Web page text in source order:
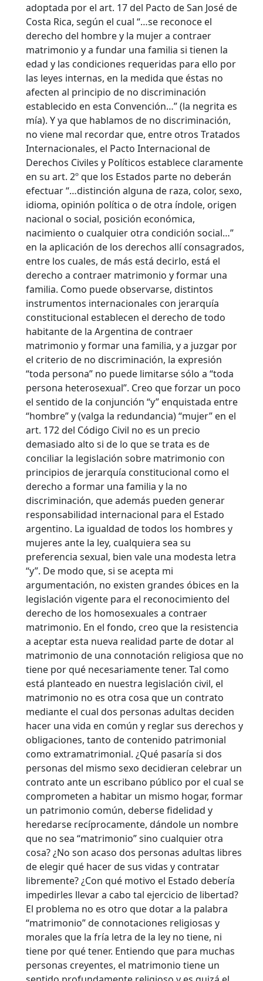
adoptada por el art. 17 del Pacto de San José de
Costa Rica, según el cual “…se reconoce el
derecho del hombre y la mujer a contraer
matrimonio y a fundar una familia si tienen la
edad y las condiciones requeridas para ello por
las leyes internas, en la medida que éstas no
afecten al principio de no discriminación
establecido en esta Convención…” (la negrita es
mía). Y ya que hablamos de no discriminación,
no viene mal recordar que, entre otros Tratados
Internacionales, el Pacto Internacional de
Derechos Civiles y Políticos establece claramente
en su art. 2º que los Estados parte no deberán
efectuar “…distinción alguna de raza, color, sexo,
idioma, opinión política o de otra índole, origen
nacional o social, posición económica,
nacimiento o cualquier otra condición social…”
en la aplicación de los derechos allí consagrados,
entre los cuales, de más está decirlo, está el
derecho a contraer matrimonio y formar una
familia. Como puede observarse, distintos
instrumentos internacionales con jerarquía
constitucional establecen el derecho de todo
habitante de la Argentina de contraer
matrimonio y formar una familia, y a juzgar por
el criterio de no discriminación, la expresión
“toda persona” no puede limitarse sólo a “toda
persona heterosexual”. Creo que forzar un poco
el sentido de la conjunción “y” enquistada entre
“hombre” y (valga la redundancia) “mujer” en el
art. 172 del Código Civil no es un precio
demasiado alto si de lo que se trata es de
conciliar la legislación sobre matrimonio con
principios de jerarquía constitucional como el
derecho a formar una familia y la no
discriminación, que además pueden generar
responsabilidad internacional para el Estado
argentino. La igualdad de todos los hombres y
mujeres ante la ley, cualquiera sea su
preferencia sexual, bien vale una modesta letra
“y”. De modo que, si se acepta mi
argumentación, no existen grandes óbices en la
legislación vigente para el reconocimiento del
derecho de los homosexuales a contraer
matrimonio. En el fondo, creo que la resistencia
a aceptar esta nueva realidad parte de dotar al
matrimonio de una connotación religiosa que no
tiene por qué necesariamente tener. Tal como
está planteado en nuestra legislación civil, el
matrimonio no es otra cosa que un contrato
mediante el cual dos personas adultas deciden
hacer una vida en común y reglar sus derechos y
obligaciones, tanto de contenido patrimonial
como extramatrimonial. ¿Qué pasaría si dos
personas del mismo sexo decidieran celebrar un
contrato ante un escribano público por el cual se
comprometen a habitar un mismo hogar, formar
un patrimonio común, deberse fidelidad y
heredarse recíprocamente, dándole un nombre
que no sea “matrimonio” sino cualquier otra
cosa? ¿No son acaso dos personas adultas libres
de elegir qué hacer de sus vidas y contratar
libremente? ¿Con qué motivo el Estado debería
impedirles llevar a cabo tal ejercicio de libertad?
El problema no es otro que dotar a la palabra
“matrimonio” de connotaciones religiosas y
morales que la fría letra de la ley no tiene, ni
tiene por qué tener. Entiendo que para muchas
personas creyentes, el matrimonio tiene un